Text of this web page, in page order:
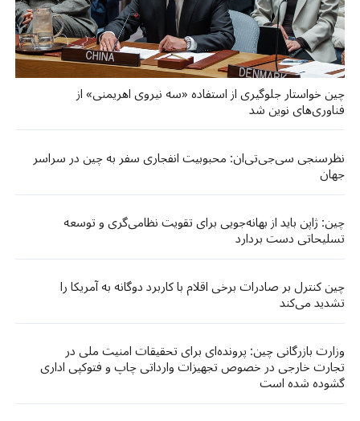
چین خواستار جلوگیری از استفاده «سه نیروی اهریمنی» از
فناوری‌های نوین شد
نظرسنجی سی‌جی‌تی‌ان: محبوبیت انفجاری سفر به چین در سراسر
جهان
چین: ژاپن باید از بهانه‌جویی برای تقویت نظامی‌گری و توسعه
تسلیحاتی دست بردارد
چین کنترل بر صادرات برخی اقلام با کاربرد دوگانه به آمریکا را
تشدید می‌کند
وزارت بازرگانی چین: پرونده‌ای برای تحقیقات امنیت ملی در
تجارت خارجی در خصوص تجهیزات وارداتی چاپ و فتوکپی اداری
گشوده شده است